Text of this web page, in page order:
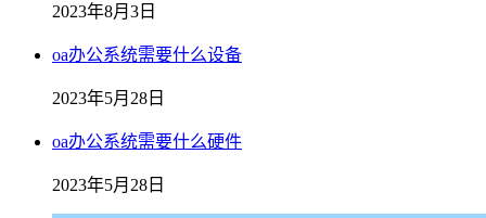
2023年8月3日
oa办公系统需要什么设备
2023年5月28日
oa办公系统需要什么硬件
2023年5月28日